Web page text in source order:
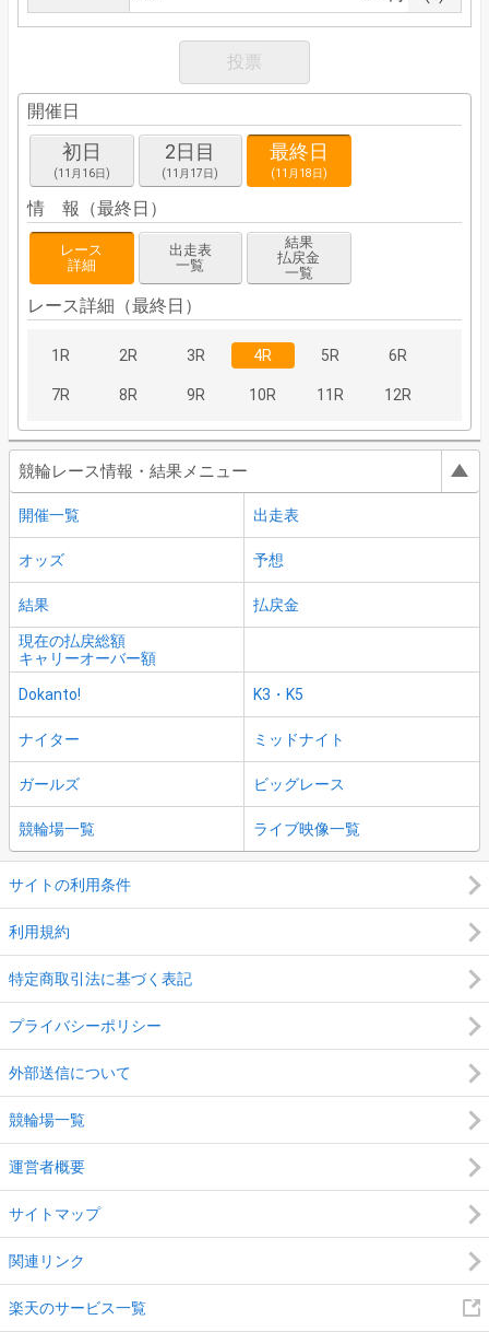
投票
開催日
初日
(11月16日)
2日目
(11月17日)
最終日
(11月18日)
情 報（最終日）
レース
詳細
出走表
一覧
結果
払戻金
一覧
レース詳細（最終日）
1R 2R 3R 4R 5R 6R
7R 8R 9R 10R 11R 12R
競輪レース情報・結果メニュー
開催一覧 出走表
オッズ 予想
結果 払戻金
現在の払戻総額
キャリーオーバー額
Dokanto! K3・K5
ナイター ミッドナイト
ガールズ ビッグレース
競輪場一覧 ライブ映像一覧
サイトの利用条件
利用規約
特定商取引法に基づく表記
プライバシーポリシー
外部送信について
競輪場一覧
運営者概要
サイトマップ
関連リンク
楽天のサービス一覧